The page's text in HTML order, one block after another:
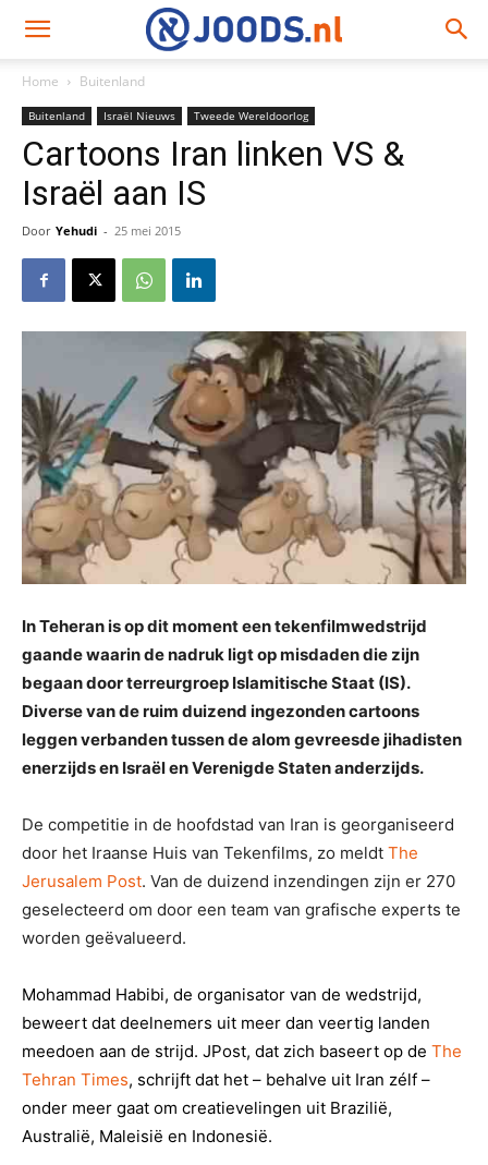
Home Buitenland
Buitenland Israël Nieuws Tweede Wereldoorlog
Cartoons Iran linken VS &
Israël aan IS
Door Yehudi - 25 mei 2015
In Teheran is op dit moment een tekenfilmwedstrijd
gaande waarin de nadruk ligt op misdaden die zijn
begaan door terreurgroep Islamitische Staat (IS).
Diverse van de ruim duizend ingezonden cartoons
leggen verbanden tussen de alom gevreesde jihadisten
enerzijds en Israël en Verenigde Staten anderzijds.
De competitie in de hoofdstad van Iran is georganiseerd
door het Iraanse Huis van Tekenfilms, zo meldt The
Jerusalem Post. Van de duizend inzendingen zijn er 270
geselecteerd om door een team van grafische experts te
worden geëvalueerd.
Mohammad Habibi, de organisator van de wedstrijd,
beweert dat deelnemers uit meer dan veertig landen
meedoen aan de strijd. JPost, dat zich baseert op de The
Tehran Times, schrijft dat het – behalve uit Iran zélf –
onder meer gaat om creatievelingen uit Brazilië,
Australië, Maleisië en Indonesië.